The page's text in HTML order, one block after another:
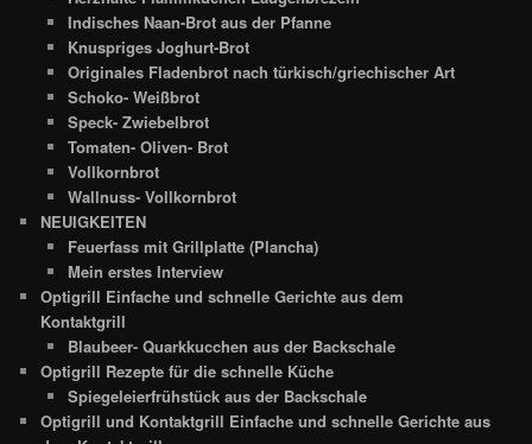
Indisches Naan-Brot aus der Pfanne
Knuspriges Joghurt-Brot
Originales Fladenbrot nach türkisch/griechischer Art
Schoko- Weißbrot
Speck- Zwiebelbrot
Tomaten- Oliven- Brot
Vollkornbrot
Wallnuss- Vollkornbrot
NEUIGKEITEN
Feuerfass mit Grillplatte (Plancha)
Mein erstes Interview
Optigrill Einfache und schnelle Gerichte aus dem
Kontaktgrill
Blaubeer- Quarkkucchen aus der Backschale
Optigrill Rezepte für die schnelle Küche
Spiegeleierfrühstück aus der Backschale
Optigrill und Kontaktgrill Einfache und schnelle Gerichte aus